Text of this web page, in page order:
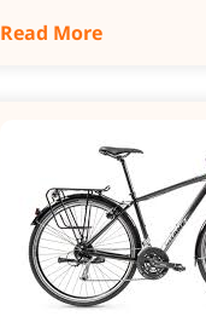
Read More